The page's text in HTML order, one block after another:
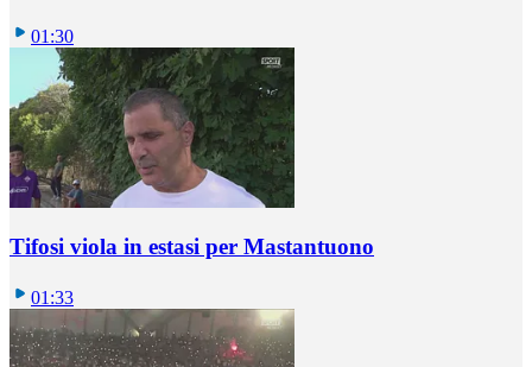
01:30
Tifosi viola in estasi per Mastantuono
01:33